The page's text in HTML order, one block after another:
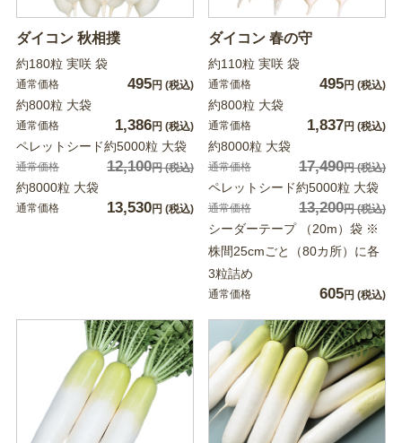
ダイコン 秋相撲
約180粒 実咲 袋
通常価格 495円 (税込)
約800粒 大袋
通常価格 1,386円 (税込)
ペレットシード約5000粒 大袋
通常価格 12,100円(税込)
約8000粒 大袋
通常価格 13,530円 (税込)
ダイコン 春の守
約110粒 実咲 袋
通常価格 495円 (税込)
約800粒 大袋
通常価格 1,837円 (税込)
約8000粒 大袋
通常価格 17,490円(税込)
ペレットシード約5000粒 大袋
通常価格 13,200円(税込)
シーダーテープ （20m）袋 ※
株間25cmごと（80カ所）に各
3粒詰め
通常価格 605円 (税込)